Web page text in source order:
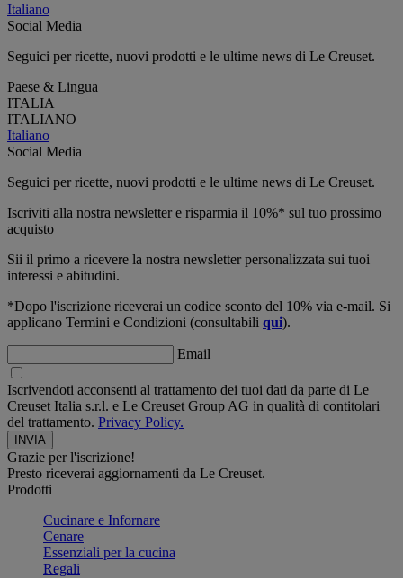
Italiano
Social Media
Seguici per ricette, nuovi prodotti e le ultime news di Le Creuset.
Paese & Lingua
ITALIA
ITALIANO
Italiano
Social Media
Seguici per ricette, nuovi prodotti e le ultime news di Le Creuset.
Iscriviti alla nostra newsletter e risparmia il 10%* sul tuo prossimo
acquisto
Sii il primo a ricevere la nostra newsletter personalizzata sui tuoi
interessi e abitudini.
*Dopo l'iscrizione riceverai un codice sconto del 10% via e-mail. Si
applicano Termini e Condizioni (consultabili qui).
Email
Iscrivendoti acconsenti al trattamento dei tuoi dati da parte di Le
Creuset Italia s.r.l. e Le Creuset Group AG in qualità di contitolari
del trattamento. Privacy Policy.
Grazie per l'iscrizione!
Presto riceverai aggiornamenti da Le Creuset.
Prodotti
Cucinare e Infornare
Cenare
Essenziali per la cucina
Regali